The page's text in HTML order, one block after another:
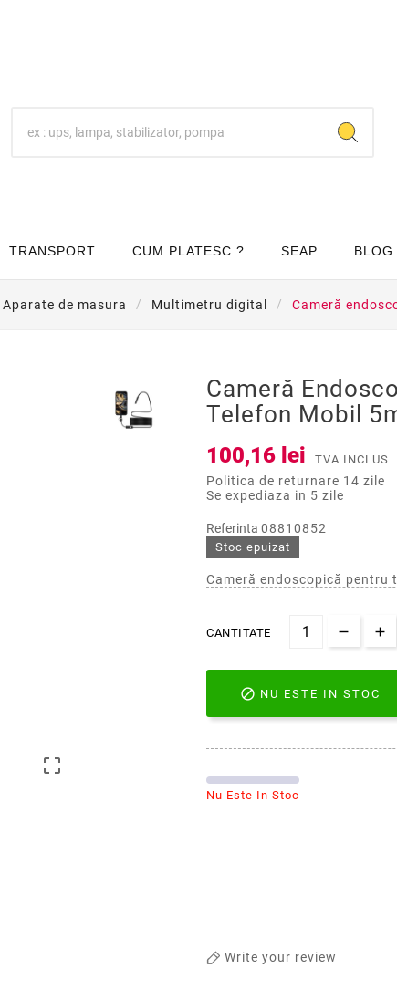
TRANSPORT CUM PLATESC ? SEAP BLOG
Aparate de masura Multimetru digital Cameră

Cameră
Telefon Mobil
100,16 lei TVA INCLUS
Politica de returnare 14 zile
Se expediaza in 5 zile
Referinta 08810852
Stoc epuizat
Cameră endoscopică pentru
CANTITATE
 NU ESTE IN STOC
Nu Este In Stoc
Write your review